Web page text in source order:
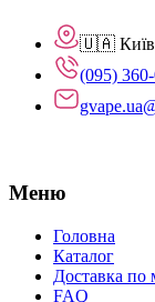
🇺🇦 Київ,
(095)
Меню
Головна
Каталог
Доставка по
FAQ